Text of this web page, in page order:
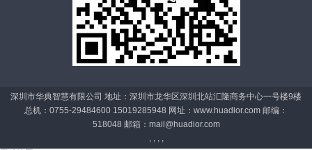
深圳市华典智慧有限公司 地址：深圳市龙华区深圳北站汇隆商务中心一号楼9楼
总机：0755-29484600 15019285948 网址：www.huadior.com 邮编：
518048 邮箱： mail@huadior.com
, , , ,